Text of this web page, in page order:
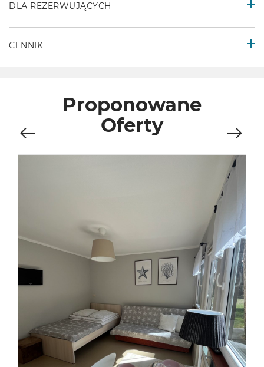
DLA REZERWUJĄCYCH
CENNIK
Proponowane
Oferty